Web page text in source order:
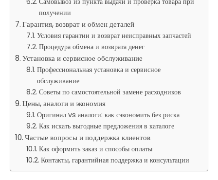
получении
Гарантия, возврат и обмен деталей
Условия гарантии и возврат неисправных запчастей
Процедура обмена и возврата денег
Установка и сервисное обслуживание
Профессиональная установка и сервисное
обслуживание
Советы по самостоятельной замене расходников
Цены, аналоги и экономия
Оригинал vs аналоги: как сэкономить без риска
Как искать выгодные предложения в каталоге
Частые вопросы и поддержка клиентов
Как оформить заказ и способы оплаты
Контакты, гарантийная поддержка и консультации